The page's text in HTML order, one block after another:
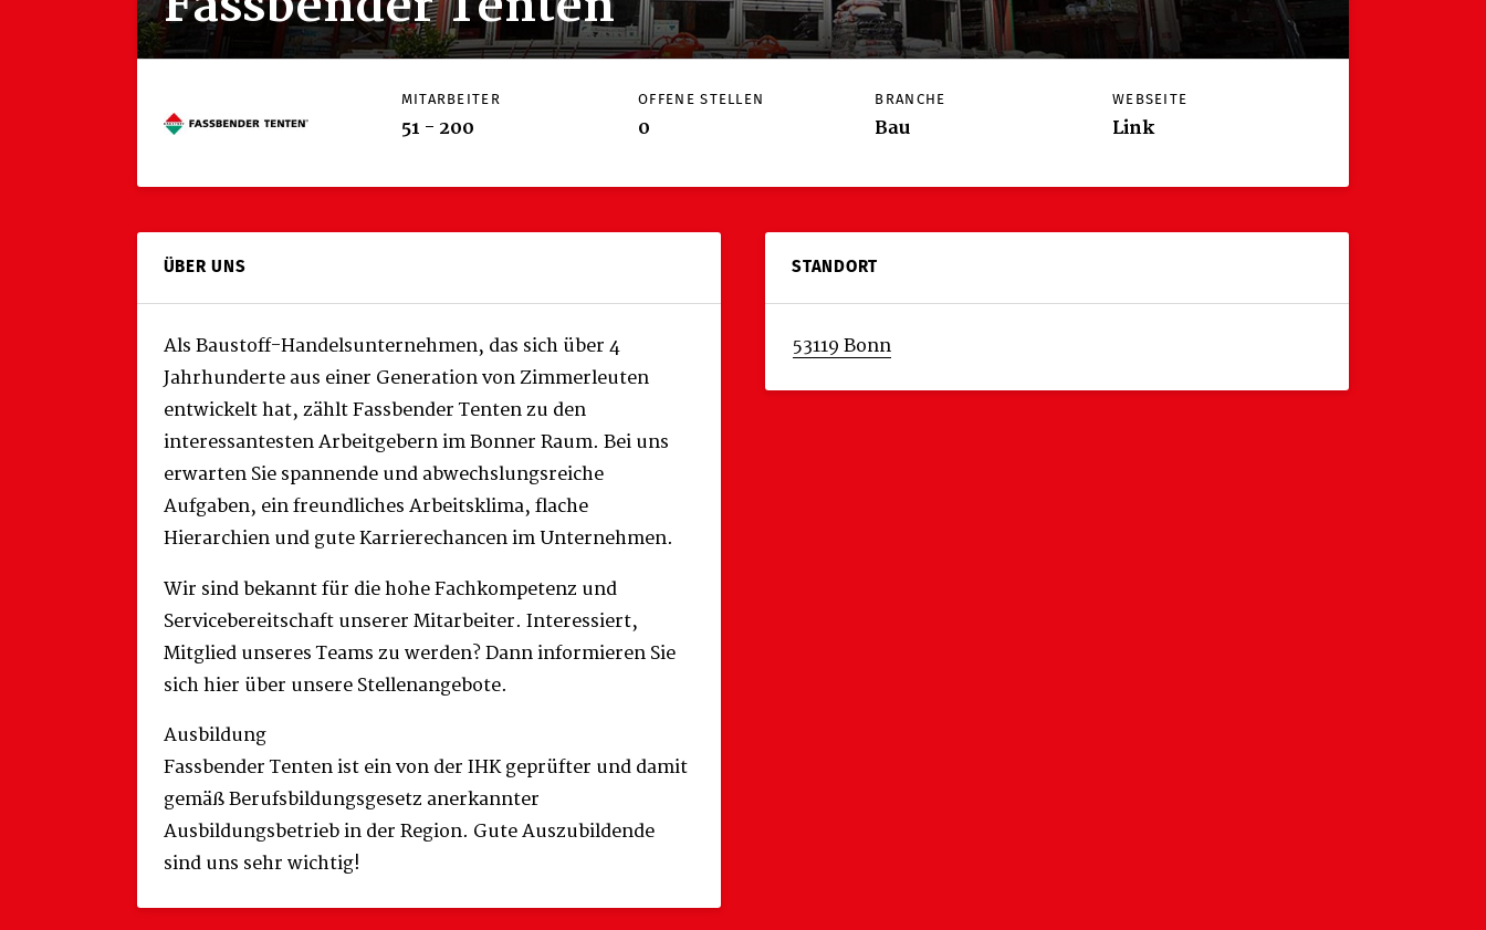
MITARBEITER
51 - 200
OFFENE STELLEN
0
BRANCHE
Bau
WEBSEITE
Link
ÜBER UNS
Als Baustoff-Handelsunternehmen, das sich über 4
Jahrhunderte aus einer Generation von Zimmerleuten
entwickelt hat, zählt Fassbender Tenten zu den
interessantesten Arbeitgebern im Bonner Raum. Bei uns
erwarten Sie spannende und abwechslungsreiche
Aufgaben, ein freundliches Arbeitsklima, flache
Hierarchien und gute Karrierechancen im Unternehmen.
Wir sind bekannt für die hohe Fachkompetenz und
Servicebereitschaft unserer Mitarbeiter. Interessiert,
Mitglied unseres Teams zu werden? Dann informieren Sie
sich hier über unsere Stellenangebote.
Ausbildung
Fassbender Tenten ist ein von der IHK geprüfter und damit
gemäß Berufsbildungsgesetz anerkannter
Ausbildungsbetrieb in der Region. Gute Auszubildende
sind uns sehr wichtig!
STANDORT
53119 Bonn